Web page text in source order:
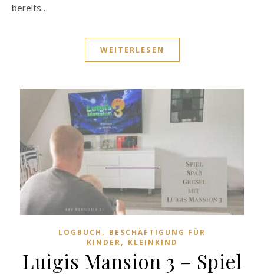
bereits…
WEITERLESEN
LOGBUCH , BESCHÄFTIGUNG FÜR
KINDER, KLEINKIND
Luigis Mansion 3 – Spiel